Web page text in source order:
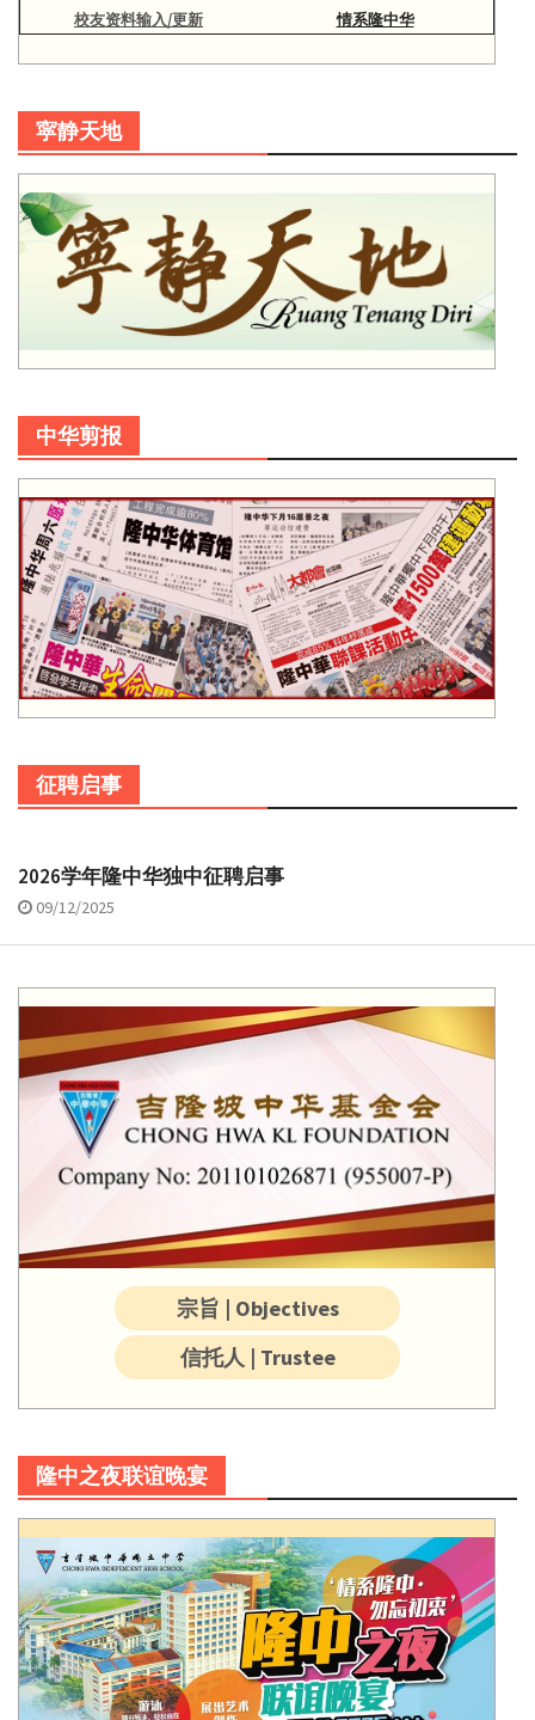
校友资料输入/更新 情系隆中华
寜静天地
中华剪报
征聘启事
2026学年隆中华独中征聘启事
09/12/2025
宗旨 | Objectives
信托人 | Trustee
隆中之夜联谊晚宴